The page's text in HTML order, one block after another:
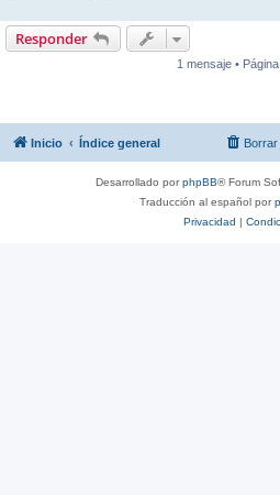
Responder
1 mensaje • Página
Inicio Índice general
Desarrollado porphpBB® Forum
Traducción al español por
Privacidad |